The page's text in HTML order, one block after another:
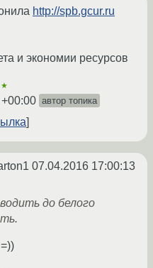
http://spb.gcur.ru
и экономии ресурсов
автор топика
07.04.2016 17:00:13
до белого